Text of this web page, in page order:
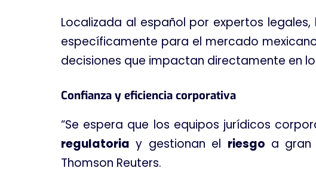
Localizada al español por expertos legales,
específicamente para el mercado
decisiones que impactan directamente en
Confianza y eficiencia corporativa
“Se espera que los equipos jurídicos
regulatoria y gestionan el riesgo a gran
Thomson Reuters.